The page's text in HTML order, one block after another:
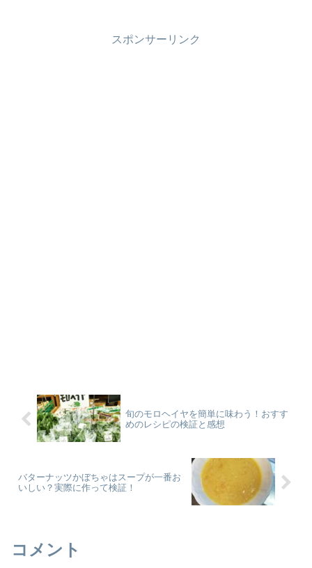
スポンサーリンク
旬のモロヘイヤを簡単に味わう！おすす
めのレシピの検証と感想
バターナッツかぼちゃはスープが一番お
いしい？実際に作って検証！
コメント